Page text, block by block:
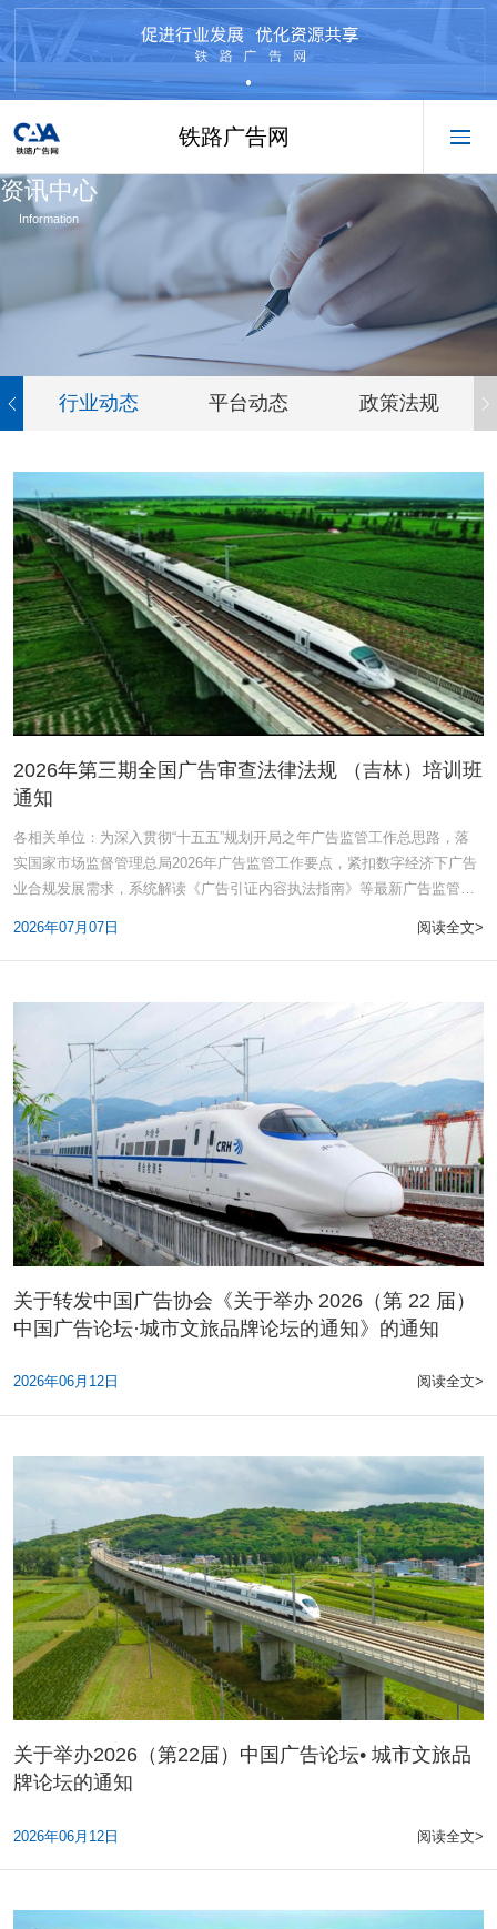
铁路广告网
资讯中心
Information
行业动态 平台动态 政策法规
2026年第三期全国广告审查法律法规 （吉林）培训班
通知
各相关单位：为深入贯彻“十五五”规划开局之年广告监管工作总思路，落
实国家市场监督管理总局2026年广告监管工作要点，紧扣数字经济下广告
业合规发展需求，系统解读《广告引证内容执法指南》等最新广告监管规
阅读全文>
2026年07月07日
关于转发中国广告协会《关于举办 2026（第 22 届）
中国广告论坛·城市文旅品牌论坛的通知》的通知
阅读全文>
2026年06月12日
关于举办2026（第22届）中国广告论坛• 城市文旅品
牌论坛的通知
阅读全文>
2026年06月12日